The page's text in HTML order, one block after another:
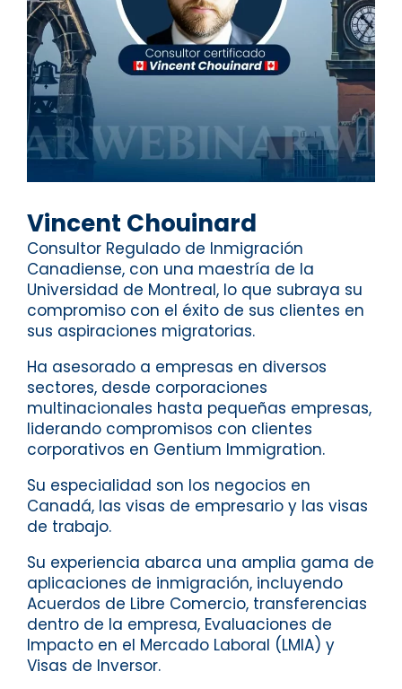
Vincent Chouinard
Consultor Regulado de Inmigración
Canadiense, con una maestría de la
Universidad de Montreal, lo que subraya su
compromiso con el éxito de sus clientes en
sus aspiraciones migratorias.
Ha asesorado a empresas en diversos
sectores, desde corporaciones
multinacionales hasta pequeñas empresas,
liderando compromisos con clientes
corporativos en Gentium Immigration.
Su especialidad son los negocios en
Canadá, las visas de empresario y las visas
de trabajo.
Su experiencia abarca una amplia gama de
aplicaciones de inmigración, incluyendo
Acuerdos de Libre Comercio, transferencias
dentro de la empresa, Evaluaciones de
Impacto en el Mercado Laboral (LMIA) y
Visas de Inversor.